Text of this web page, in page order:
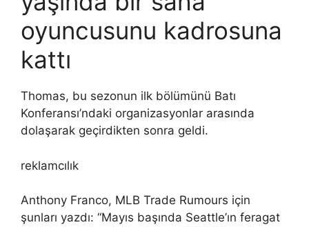
oyuncusunu kadrosuna
kattı
Thomas, bu sezonun ilk bölümünü Batı
Konferansı’ndaki organizasyonlar arasında
dolaşarak geçirdikten sonra geldi.
reklamcılık
Anthony Franco, MLB Trade Rumours için
şunları yazdı: “Mayıs başında Seattle’ın feragat